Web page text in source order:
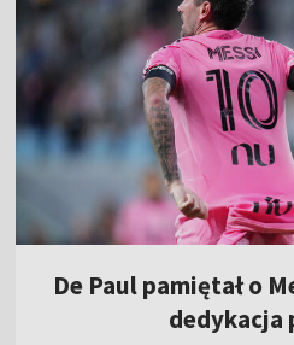
De Paul pamiętał o
dedykacja